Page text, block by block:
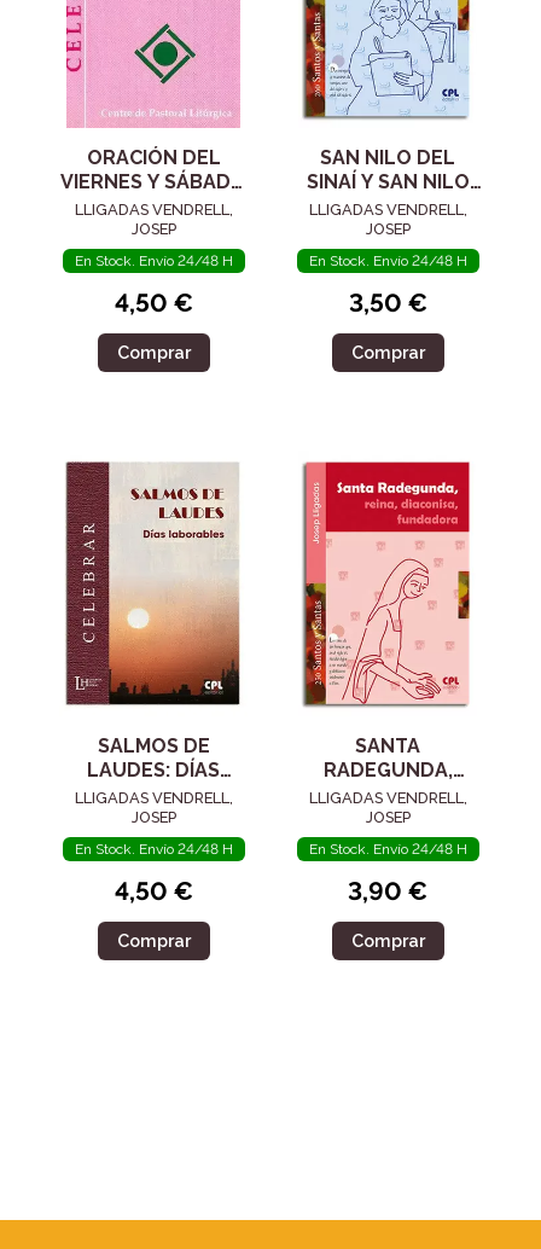
ORACIÓN DEL
VIERNES Y SÁBADO
SANTO
LLIGADAS VENDRELL,
JOSEP
En Stock. Envío 24/48 H
4,50 €
Comprar
SAN NILO DEL
SINAÍ Y SAN NILO
DE ROSSANO
LLIGADAS VENDRELL,
JOSEP
En Stock. Envío 24/48 H
3,50 €
Comprar
SALMOS DE
LAUDES: DÍAS
LABORABLES
LLIGADAS VENDRELL,
JOSEP
En Stock. Envío 24/48 H
4,50 €
Comprar
SANTA
RADEGUNDA,
REINA, DIACONISA,
FUNDADORA
LLIGADAS VENDRELL,
JOSEP
En Stock. Envío 24/48 H
3,90 €
Comprar